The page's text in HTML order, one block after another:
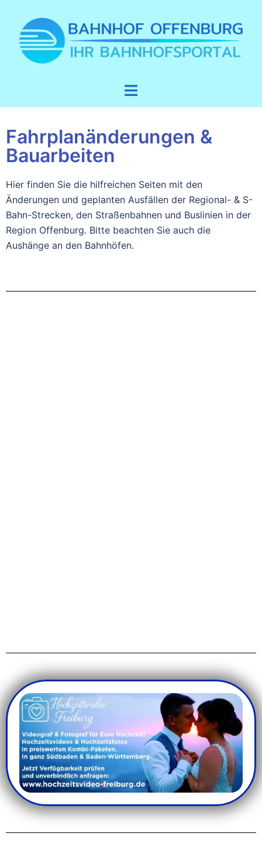
Fahrplanänderungen &
Bauarbeiten
Hier finden Sie die hilfreichen Seiten mit den
Änderungen und geplanten Ausfällen der Regional- & S-
Bahn-Strecken, den Straßenbahnen und Buslinien in der
Region Offenburg. Bitte beachten Sie auch die
Aushänge an den Bahnhöfen.